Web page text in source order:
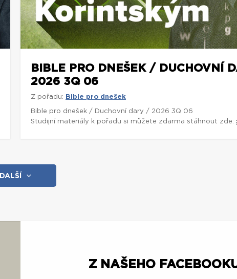
BIBLE PRO DNEŠEK / DUCHOVNÍ
2026 3Q 06
Z pořadu: Bible pro dnešek
Bible pro dnešek / Duchovní dary / 2026 3Q 06
Studijní materiály k pořadu si můžete zdarma stáhnout zde:
DALŠÍ
Z NAŠEHO